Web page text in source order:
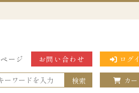
ージ お問い合わせ ログ
検索 カー